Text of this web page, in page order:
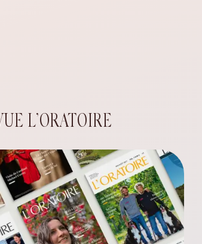
L’ORATOIRE